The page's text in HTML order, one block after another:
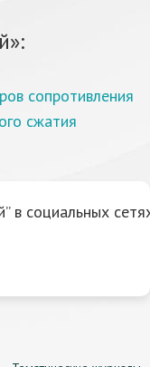
сопротивления
сжатия
в социальных